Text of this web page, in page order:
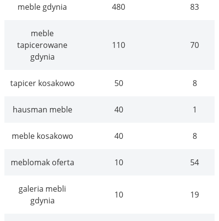
meble gdynia 480 83
meble
tapicerowane
gdynia
110 70
tapicer kosakowo 50 8
hausman meble 40 1
meble kosakowo 40 8
meblomak oferta 10 54
galeria mebli
gdynia
10 19